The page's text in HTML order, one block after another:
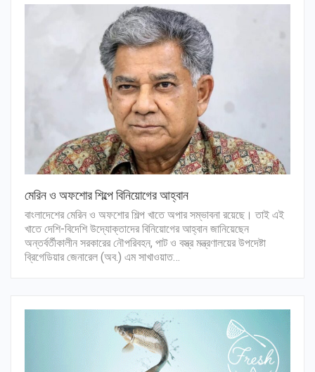
মেরিন ও অফশোর শিল্পে বি‌নিয়োগের আহ্বান
বাংলাদেশের মেরিন ও অফশোর শি‌ল্প খাতে অপার সম্ভাবনা রয়েছে। তাই এই
খাতে দেশি-বিদেশি উদ্যোক্তাদের বিনিয়োগের আহ্বান জানিয়েছেন
অন্তর্বর্তীকালীন সরকারের নৌপরিবহন, পাট ও বস্ত্র মন্ত্রণালয়ের উপদেষ্টা
ব্রিগেডিয়ার জেনারেল (অব.) এম সাখাওয়াত…